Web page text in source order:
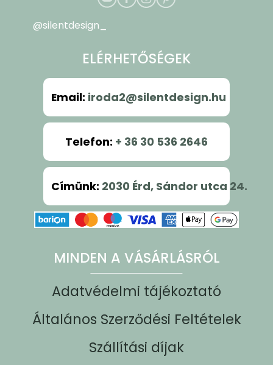
MINDEN A VÁSÁRLÁSRÓL
Adatvédelmi tájékoztató
Általános Szerződési Feltételek
Szállítási díjak
@silentdesign_
ELÉRHETŐSÉGEK
Email: iroda2@silentdesign.hu
Telefon: + 36 30 536 2646
Címünk: 2030 Érd, Sándor utca 24.